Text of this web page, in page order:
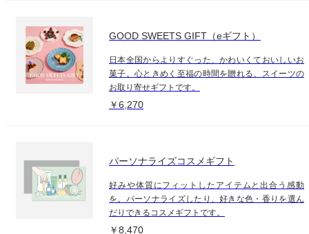
GOOD SWEETS GIFT（eギフト）
日本全国からよりすぐった、かわいくておいしいお
菓子。心ときめく至福の時間を贈れる、スイーツの
お取り寄せギフトです。
￥6,270
パーソナライズコスメギフト
好みや体質にフィットしたアイテムと出合う感動
を。パーソナライズしたり、好きな色・香りを選ん
だりできるコスメギフトです。
￥8,470